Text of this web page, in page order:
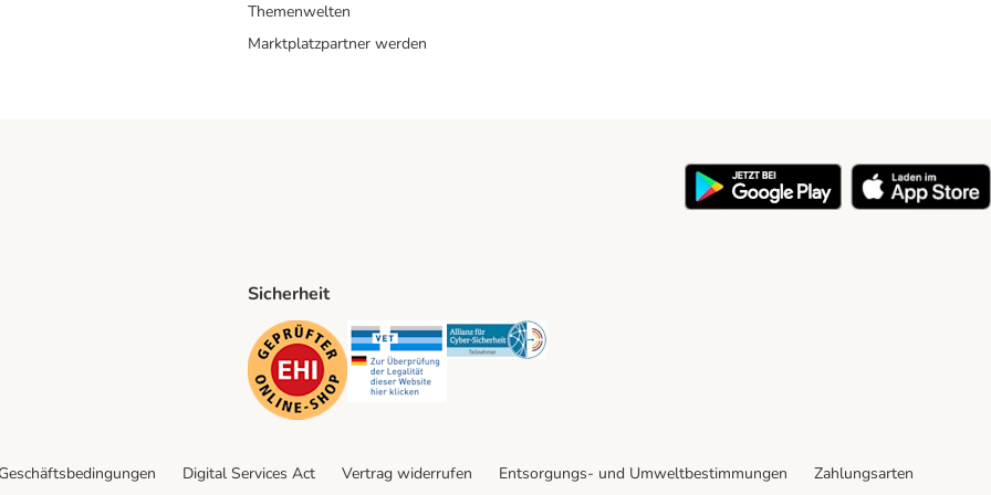
Themenwelten
Marktplatzpartner werden
Method
Sicherheit
Security Security Security
Digital Services Act Vertrag widerrufen Entsorgungs- und Umweltbestimmungen Zahlungsarten